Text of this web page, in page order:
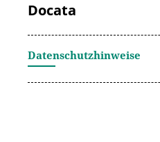
Docata
Datenschutzhinweise